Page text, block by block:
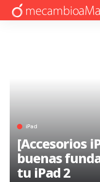
iPad
[Accesorios
buenas
tu iPad 2